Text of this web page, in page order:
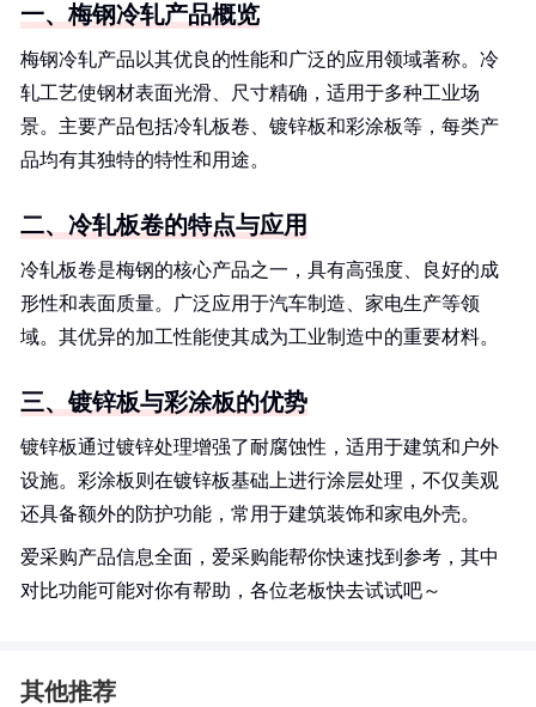
一、梅钢冷轧产品概览
梅钢冷轧产品以其优良的性能和广泛的应用领域著称。冷
轧工艺使钢材表面光滑、尺寸精确，适用于多种工业场
景。主要产品包括冷轧板卷、镀锌板和彩涂板等，每类产
品均有其独特的特性和用途。
二、冷轧板卷的特点与应用
冷轧板卷是梅钢的核心产品之一，具有高强度、良好的成
形性和表面质量。广泛应用于汽车制造、家电生产等领
域。其优异的加工性能使其成为工业制造中的重要材料。
三、镀锌板与彩涂板的优势
镀锌板通过镀锌处理增强了耐腐蚀性，适用于建筑和户外
设施。彩涂板则在镀锌板基础上进行涂层处理，不仅美观
还具备额外的防护功能，常用于建筑装饰和家电外壳。
爱采购产品信息全面，爱采购能帮你快速找到参考，其中
对比功能可能对你有帮助，各位老板快去试试吧～
其他推荐